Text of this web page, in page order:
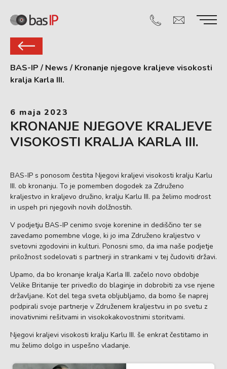
BAS-IP / News / Kronanje njegove kraljeve visokosti
kralja Karla III.
6 maja 2023
KRONANJE NJEGOVE KRALJEVE
VISOKOSTI KRALJA KARLA III.
BAS-IP s ponosom čestita Njegovi kraljevi visokosti kralju Karlu
III. ob kronanju. To je pomemben dogodek za Združeno
kraljestvo in kraljevo družino, kralju Karlu III. pa želimo modrost
in uspeh pri njegovih novih dolžnostih.
V podjetju BAS-IP cenimo svoje korenine in dediščino ter se
zavedamo pomembne vloge, ki jo ima Združeno kraljestvo v
svetovni zgodovini in kulturi. Ponosni smo, da ima naše podjetje
priložnost sodelovati s partnerji in strankami v tej čudoviti državi.
Upamo, da bo kronanje kralja Karla III. začelo novo obdobje
Velike Britanije ter privedlo do blaginje in dobrobiti za vse njene
državljane. Kot del tega sveta obljubljamo, da bomo še naprej
podpirali svoje partnerje v Združenem kraljestvu in po svetu z
inovativnimi rešitvami in visokokakovostnimi storitvami.
Njegovi kraljevi visokosti kralju Karlu III. še enkrat čestitamo in
mu želimo dolgo in uspešno vladanje.